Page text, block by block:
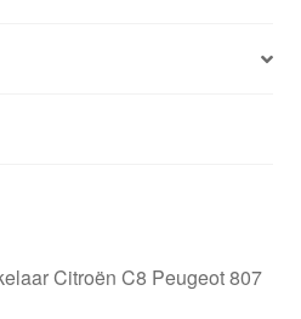
Citroën C8 Peugeot 807